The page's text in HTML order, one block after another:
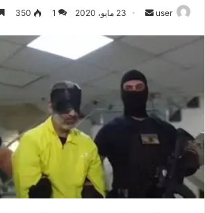
user
أرسل 23 مايو، 2020 1
350